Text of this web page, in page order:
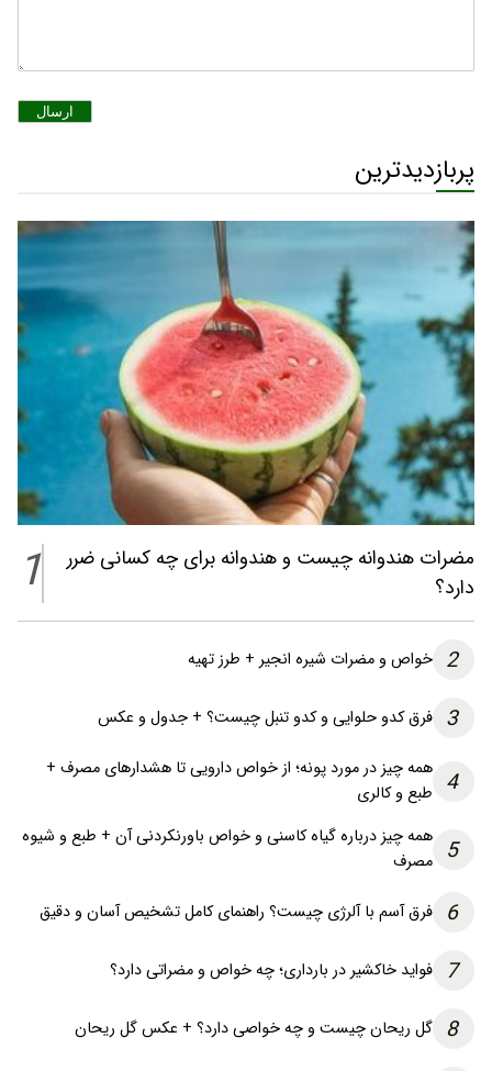
ارسال
پربازدیدترین
مضرات هندوانه چیست و هندوانه برای چه کسانی ضرر
دارد؟
1
2 خواص و مضرات شیره انجیر + طرز تهیه
3 فرق کدو حلوایی و کدو تنبل چیست؟ + جدول و عکس
4 همه چیز در مورد پونه؛ از خواص دارویی تا هشدارهای مصرف +
طبع و کالری
5
همه چیز درباره گیاه کاسنی و خواص باورنکردنی آن + طبع و شیوه
مصرف
6 فرق آسم با آلرژی چیست؟ راهنمای کامل تشخیص آسان و دقیق
7 فواید خاکشیر در بارداری؛ چه خواص و مضراتی دارد؟
8 گل ریحان چیست و چه خواصی دارد؟ + عکس گل ریحان